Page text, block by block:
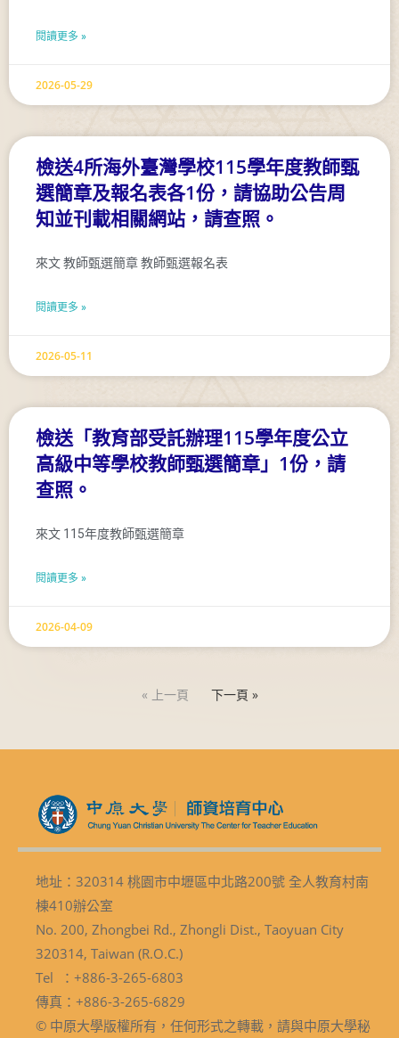
閱讀更多 »
2026-05-29
檢送4所海外臺灣學校115學年度教師甄
選簡章及報名表各1份，請協助公告周
知並刊載相關網站，請查照。
來文 教師甄選簡章 教師甄選報名表
閱讀更多 »
2026-05-11
檢送「教育部受託辦理115學年度公立
高級中等學校教師甄選簡章」1份，請
查照。
來文 115年度教師甄選簡章
閱讀更多 »
2026-04-09
« 上一頁 下一頁 »
地址：320314 桃園市中壢區中北路200號 全人教育村南
棟410辦公室
No. 200, Zhongbei Rd., Zhongli Dist., Taoyuan City
320314, Taiwan (R.O.C.)
Tel ：+886-3-265-6803
傳真：+886-3-265-6829
© 中原大學版權所有，任何形式之轉載，請與中原大學秘